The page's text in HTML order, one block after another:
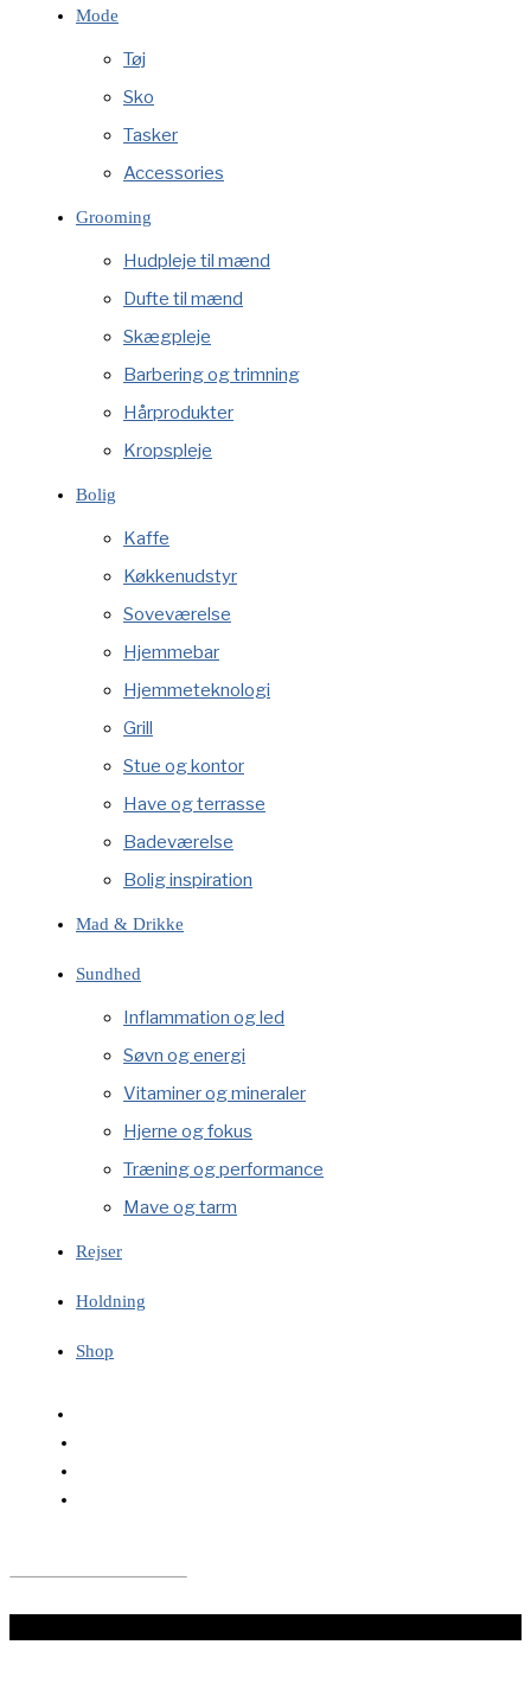
Mode
Tøj
Sko
Tasker
Accessories
Grooming
Hudpleje til mænd
Dufte til mænd
Skægpleje
Barbering og trimning
Hårprodukter
Kropspleje
Bolig
Kaffe
Køkkenudstyr
Soveværelse
Hjemmebar
Hjemmeteknologi
Grill
Stue og kontor
Have og terrasse
Badeværelse
Bolig inspiration
Mad & Drikke
Sundhed
Inflammation og led
Søvn og energi
Vitaminer og mineraler
Hjerne og fokus
Træning og performance
Mave og tarm
Rejser
Holdning
Shop